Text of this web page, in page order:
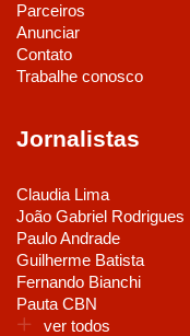
Parceiros
Anunciar
Contato
Trabalhe conosco
Jornalistas
Claudia Lima
João Gabriel Rodrigues
Paulo Andrade
Guilherme Batista
Fernando Bianchi
Pauta CBN
ver todos